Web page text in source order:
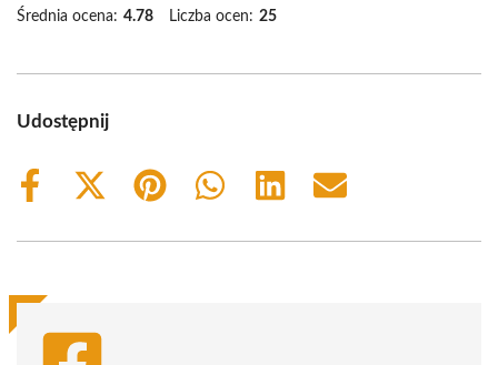
Średnia ocena: 4.78 Liczba ocen: 25
Udostępnij
Share
Share
(Twitter)
Share
Share
Share
Share